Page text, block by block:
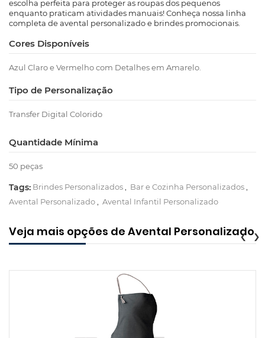
escolha perfeita para proteger as roupas dos pequenos
enquanto praticam atividades manuais! Conheça nossa linha
completa de avental personalizado e brindes promocionais.
Cores Disponíveis
Azul Claro e Vermelho com Detalhes em Amarelo.
Tipo de Personalização
Transfer Digital Colorido
Quantidade Mínima
50 peças
Tags: Brindes Personalizados Bar e Cozinha Personalizados
Avental Personalizado
Avental Infantil Personalizado
Veja mais opções de Avental Personalizado
‹ ›